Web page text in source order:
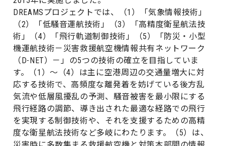
DREAMSプロジェクトでは、（1）「気象情報技術」
（2）「低騒音運航技術」（3）「高精度衛星航法技
術」（4）「飛行軌道制御技術」（5）「防災・小型
機運航技術－災害救援航空機情報共有ネットワーク
（D-NET）－」の5つの技術の確立を目指していま
す。（1）～（4）は主に空港周辺の交通量増大に対
応する技術で、高頻度な離発着を妨げている後方乱
気流や低層風擾乱の予測、騒音被害を最小限にする
飛行経路の調節、導き出された最適な経路での飛行
を実現する制御技術や、それを支援するための高精
度な衛星航法技術など多岐にわたります。（5）は、